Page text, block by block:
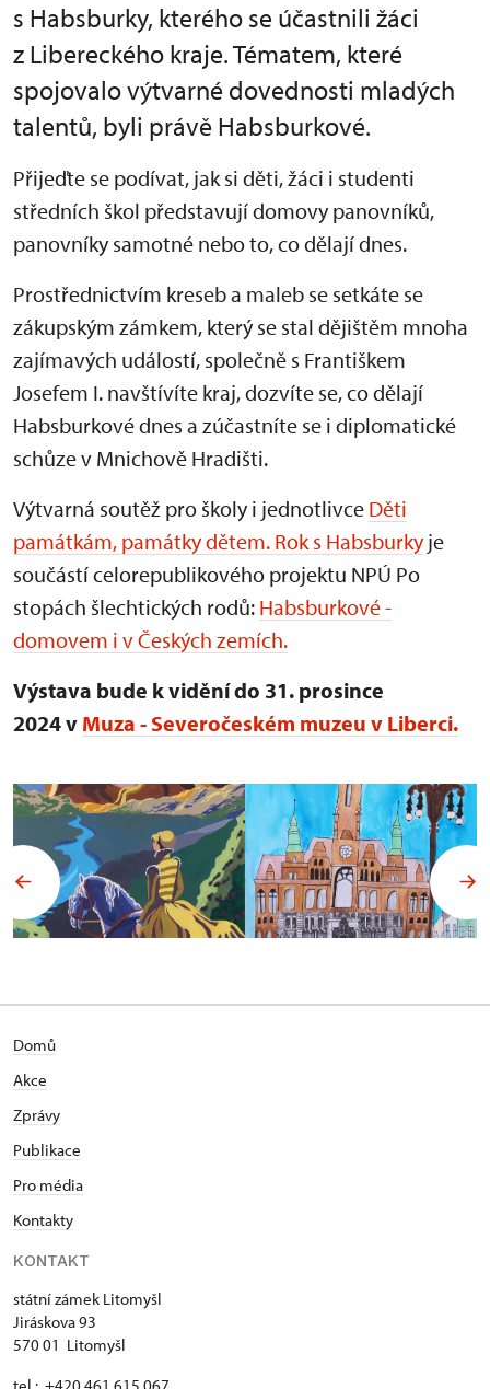
s Habsburky, kterého se účastnili žáci
z Libereckého kraje. Tématem, které
spojovalo výtvarné dovednosti mladých
talentů, byli právě Habsburkové.
Přijeďte se podívat, jak si děti, žáci i studenti
středních škol představují domovy panovníků,
panovníky samotné nebo to, co dělají dnes.
Prostřednictvím kreseb a maleb se setkáte se
zákupským zámkem, který se stal dějištěm mnoha
zajímavých událostí, společně s Františkem
Josefem I. navštívíte kraj, dozvíte se, co dělají
Habsburkové dnes a zúčastníte se i diplomatické
schůze v Mnichově Hradišti.
Výtvarná soutěž pro školy i jednotlivce Děti
památkám, památky dětem. Rok s Habsburkyje
součástí celorepublikového projektu NPÚ Po
stopách šlechtických rodů: Habsburkové -
domovem i v Českých zemích.
Výstava bude k vidění do 31. prosince
2024 v Muza - Severočeském muzeu v Liberci.
Domů
Akce
Zprávy
Publikace
Pro média
Kontakty
KONTAKT
státní zámek Litomyšl
Jiráskova 93
570 01 Litomyšl